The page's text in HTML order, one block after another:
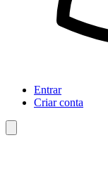
Entrar
Criar conta